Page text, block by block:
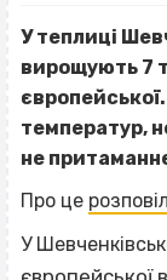
У теплиці
вирощують 7
температур,
не
Про це
У